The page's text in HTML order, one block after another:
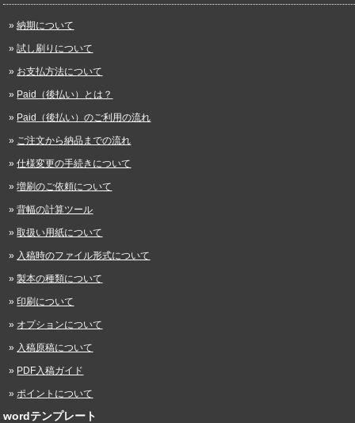
納期について
試し刷りについて
お支払方法について
Paid（後払い）とは？
Paid（後払い）のご利用の流れ
ご注文から納品までの流れ
仕様変更の手続きについて
増刷のご依頼について
背幅の計算ツール
取扱い用紙について
入稿時のファイル形式について
製本の種類について
印刷について
オプションについて
入稿原稿について
PDF入稿ガイド
ポイントについて
wordテンプレート